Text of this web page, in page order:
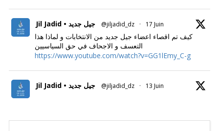
Jil Jadid • جيل جديد @jiljadid_dz · 17 Juin
كيف تم اقصاء اعضاء جيل جديد من الانتخابات و لماذا هذا
التعسف و الاجحاف في حق السياسيين
https://www.youtube.com/watch?v=GG1lEmy_C-g
Jil Jadid • جيل جديد @jiljadid_dz · 13 Juin